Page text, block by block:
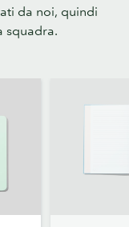
da noi, quindi
squadra.